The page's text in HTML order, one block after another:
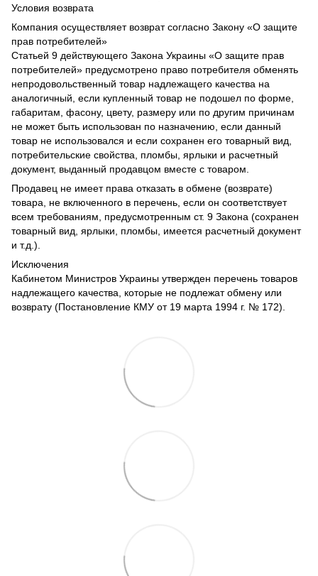
Условия возврата
Компания осуществляет возврат согласно Закону «О защите
прав потребителей»
Статьей 9 действующего Закона Украины «О защите прав
потребителей» предусмотрено право потребителя обменять
непродовольственный товар надлежащего качества на
аналогичный, если купленный товар не подошел по форме,
габаритам, фасону, цвету, размеру или по другим причинам
не может быть использован по назначению, если данный
товар не использовался и если сохранен его товарный вид,
потребительские свойства, пломбы, ярлыки и расчетный
документ, выданный продавцом вместе с товаром.
Продавец не имеет права отказать в обмене (возврате)
товара, не включенного в перечень, если он соответствует
всем требованиям, предусмотренным ст. 9 Закона (сохранен
товарный вид, ярлыки, пломбы, имеется расчетный документ
и т.д.).
Исключения
Кабинетом Министров Украины утвержден перечень товаров
надлежащего качества, которые не подлежат обмену или
возврату (Постановление КМУ от 19 марта 1994 г. № 172).